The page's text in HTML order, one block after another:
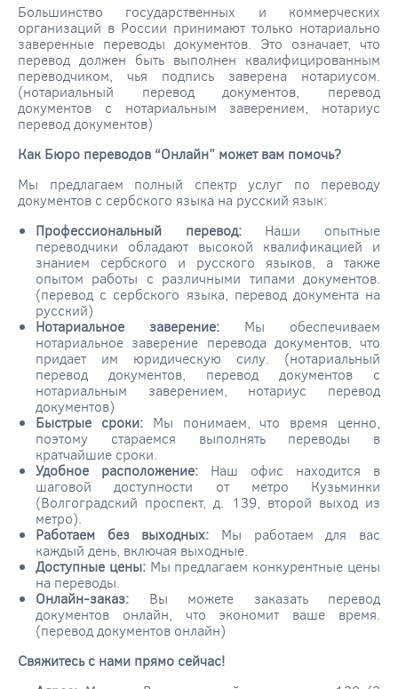
Большинство государственных и коммерческих
организаций в России принимают только нотариально
заверенные переводы документов. Это означает, что
перевод должен быть выполнен квалифицированным
переводчиком, чья подпись заверена нотариусом.
(нотариальный перевод документов, перевод
документов с нотариальным заверением, нотариус
перевод документов)
Как Бюро переводов “Онлайн” может вам помочь?
Мы предлагаем полный спектр услуг по переводу
документов с сербского языка на русский язык:
Профессиональный перевод:Наши опытные
переводчики обладают высокой квалификацией и
знанием сербского и русского языков, а также
опытом работы с различными типами документов.
(перевод с сербского языка, перевод документа на
русский)
Нотариальное заверение: Мы обеспечиваем
нотариальное заверение перевода документов, что
придает им юридическую силу. (нотариальный
перевод документов, перевод документов с
нотариальным заверением, нотариус перевод
документов)
Быстрые сроки:Мы понимаем, что время ценно,
поэтому стараемся выполнять переводы в
кратчайшие сроки.
Удобное расположение: Наш офис находится в
шаговой доступности от метро Кузьминки
(Волгоградский проспект, д. 139, второй выход из
метро).
Работаем без выходных: Мы работаем для вас
каждый день, включая выходные.
Доступные цены:Мы предлагаем конкурентные цены
на переводы.
Онлайн-заказ: Вы можете заказать перевод
документов онлайн, что экономит ваше время.
(перевод документов онлайн)
Свяжитесь с нами прямо сейчас!